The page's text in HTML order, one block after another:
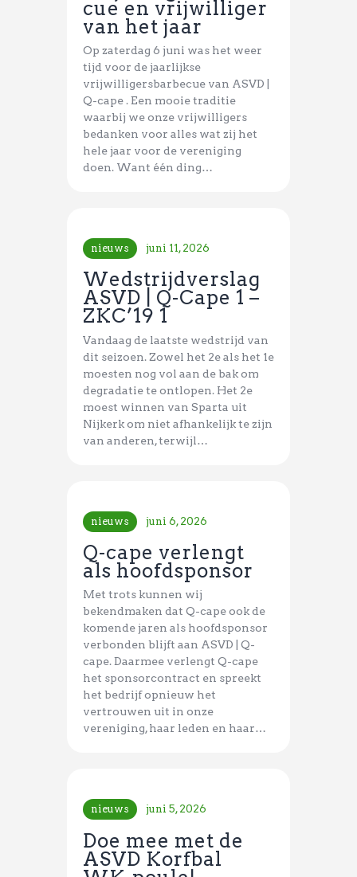
cue en vrijwilliger
van het jaar
Op zaterdag 6 juni was het weer
tijd voor de jaarlijkse
vrijwilligersbarbecue van ASVD |
Q-cape . Een mooie traditie
waarbij we onze vrijwilligers
bedanken voor alles wat zij het
hele jaar voor de vereniging
doen. Want één ding…
nieuws juni 11, 2026
Wedstrijdverslag
ASVD | Q-Cape 1 –
ZKC’19 1
Vandaag de laatste wedstrijd van
dit seizoen. Zowel het 2e als het 1e
moesten nog vol aan de bak om
degradatie te ontlopen. Het 2e
moest winnen van Sparta uit
Nijkerk om niet afhankelijk te zijn
van anderen, terwijl…
nieuws juni 6, 2026
Q-cape verlengt
als hoofdsponsor
Met trots kunnen wij
bekendmaken dat Q-cape ook de
komende jaren als hoofdsponsor
verbonden blijft aan ASVD | Q-
cape. Daarmee verlengt Q-cape
het sponsorcontract en spreekt
het bedrijf opnieuw het
vertrouwen uit in onze
vereniging, haar leden en haar…
nieuws juni 5, 2026
Doe mee met de
ASVD Korfbal